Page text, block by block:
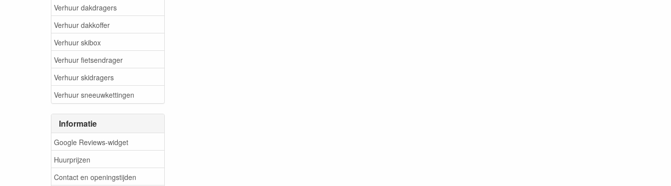
Verhuur dakdragers
Verhuur dakkoffer
Verhuur skibox
Verhuur fietsendrager
Verhuur skidragers
Verhuur sneeuwkettingen
Informatie
Google Reviews-widget
Huurprijzen
Contact en openingstijden